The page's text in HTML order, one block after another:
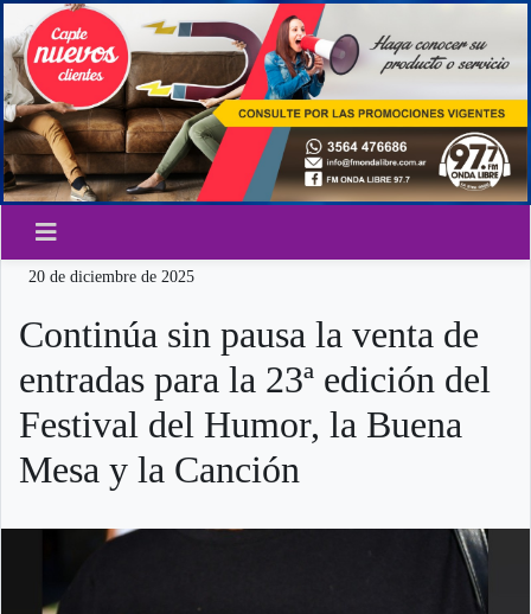
20 de diciembre de 2025
Continúa sin pausa la venta de
entradas para la 23ª edición del
Festival del Humor, la Buena
Mesa y la Canción